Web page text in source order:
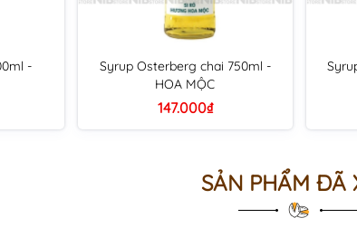
-
Syrup Osterberg chai 750ml -
HOA MỘC
147.000₫
SẢN PHẨM ĐÃ